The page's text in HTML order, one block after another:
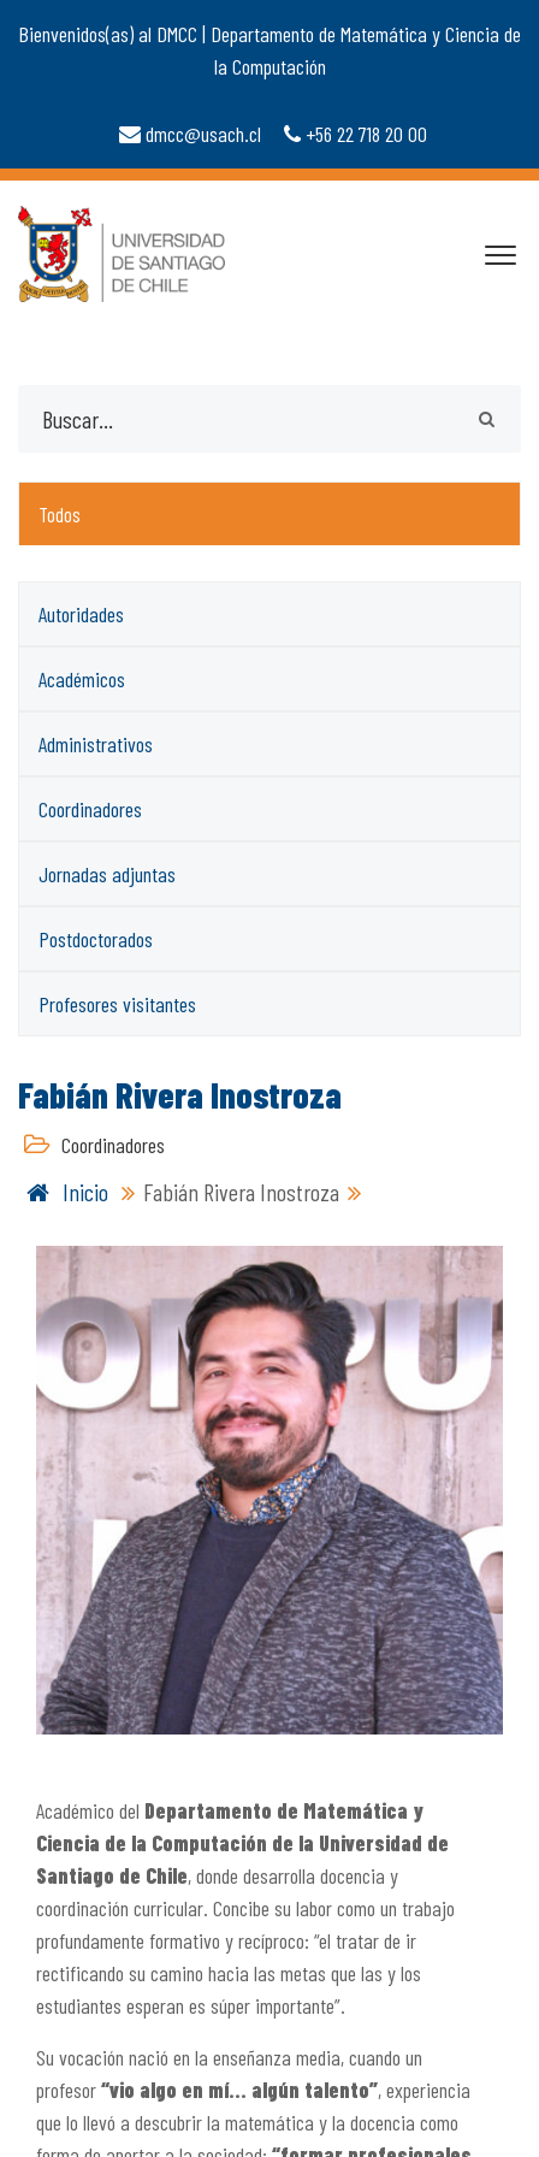
Bienvenidos(as) al DMCC | Departamento de Matemática y Ciencia de
la Computación
dmcc@usach.cl +56 22 718 20 00
Todos
Autoridades
Académicos
Administrativos
Coordinadores
Jornadas adjuntas
Postdoctorados
Profesores visitantes
Fabián Rivera Inostroza
Coordinadores
Inicio Fabián Rivera Inostroza
Académico del Departamento de Matemática y
Ciencia de la Computación de la Universidad de
Santiago de Chile, donde desarrolla docencia y
coordinación curricular. Concibe su labor como un trabajo
profundamente formativo y recíproco: “el tratar de ir
rectificando su camino hacia las metas que las y los
estudiantes esperan es súper importante”.
Su vocación nació en la enseñanza media, cuando un
profesor“vio algo en mí… algún talento”, experiencia
que lo llevó a descubrir la matemática y la docencia como